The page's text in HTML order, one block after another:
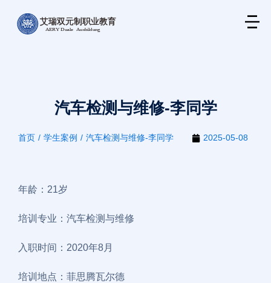
汽车检测与维修-李同学
您在这里：
首页 学生案例 汽车检测与维修-李同学 2025-05-08
年龄：21岁
培训专业：汽车检测与维修
入职时间：2020年8月
培训地点：菲思腾瓦尔德